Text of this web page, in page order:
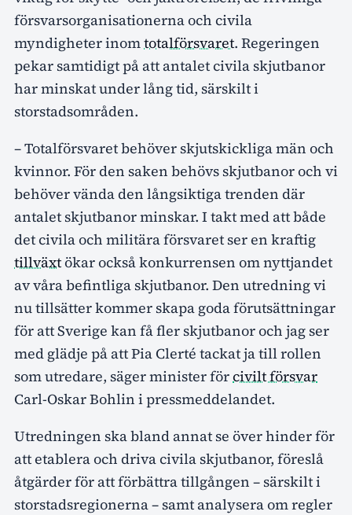
försvarsorganisationerna och civila
myndigheter inomtotalförsvaret. Regeringen
pekar samtidigt på att antalet civila skjutbanor
har minskat under lång tid, särskilt i
storstadsområden.
– Totalförsvaret behöver skjutskickliga män och
kvinnor. För den saken behövs skjutbanor och vi
behöver vända den långsiktiga trenden där
antalet skjutbanor minskar. I takt med att både
det civila och militära försvaret ser en kraftig
tillväxtökar också konkurrensen om nyttjandet
av våra befintliga skjutbanor. Den utredning vi
nu tillsätter kommer skapa goda förutsättningar
för att Sverige kan få fler skjutbanor och jag ser
med glädje på att Pia Clerté tackat ja till rollen
som utredare, säger minister förcivilt försvar
Carl-Oskar Bohlin i pressmeddelandet.
Utredningen ska bland annat se över hinder för
att etablera och driva civila skjutbanor, föreslå
åtgärder för att förbättra tillgången – särskilt i
storstadsregionerna – samt analysera om regler